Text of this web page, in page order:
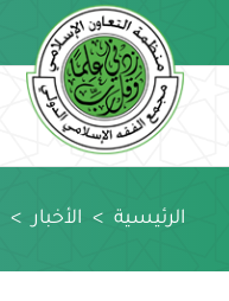
content
الرئيسية > الأخبار >